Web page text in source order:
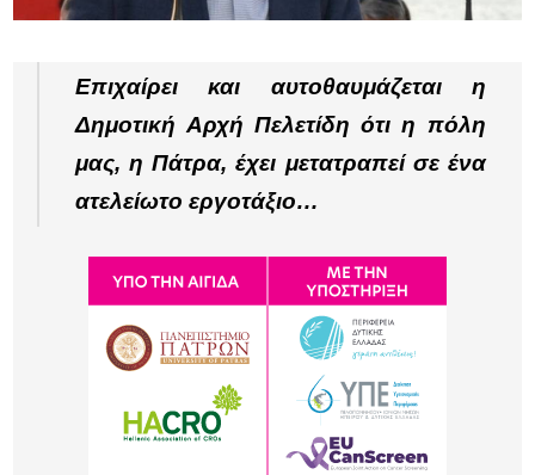
Επιχαίρει και αυτοθαυμάζεται η
Δημοτική Αρχή Πελετίδη ότι η πόλη
μας, η Πάτρα, έχει μετατραπεί σε ένα
ατελείωτο εργοτάξιο…